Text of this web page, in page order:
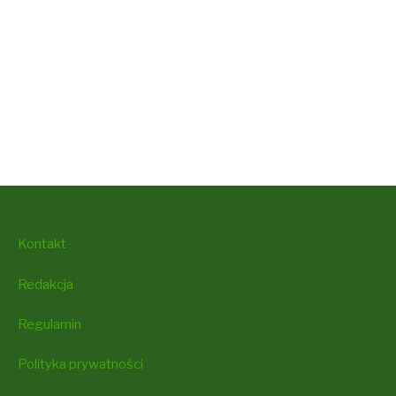
Kontakt
Redakcja
Regulamin
Polityka prywatności